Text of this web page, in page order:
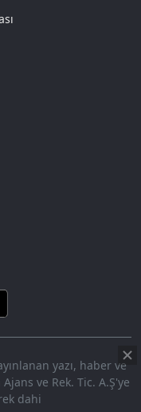
yazı, haber ve
ve Rek. Tic. A.Ş'ye
dahi